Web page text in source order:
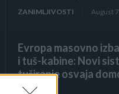
ZANIMLJIVOSTI August
Evropa masovno
i tuš-kabine: Novi
tuširanje osvaja
prostor